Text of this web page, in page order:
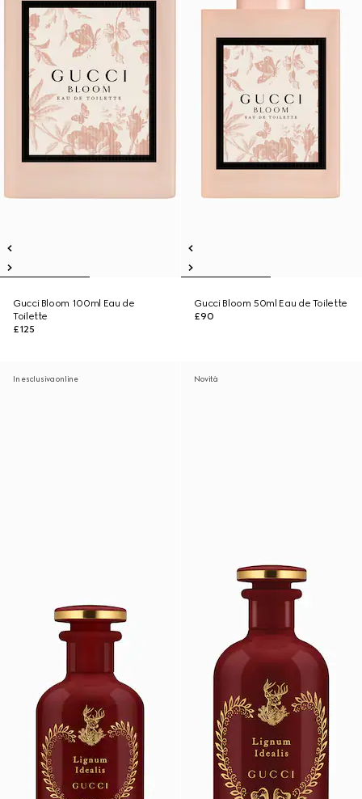
Gucci Bloom 100ml Eau de
Toilette
£125
Gucci Bloom 50ml Eau de Toilette
£90
In esclusiva online Novità